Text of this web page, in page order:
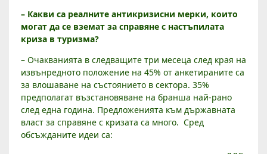
– Какви са реалните антикризисни мерки, които
могат да се вземат за справяне с настъпилата
криза в туризма?
– Очакванията в следващите три месеца след края на
извънредното положение на 45% от анкетираните са
за влошаване на състоянието в сектора. 35%
предполагат възстановяване на бранша най-рано
след една година. Предложенията към държавната
власт за справяне с кризата са много. Сред
обсъжданите идеи са: